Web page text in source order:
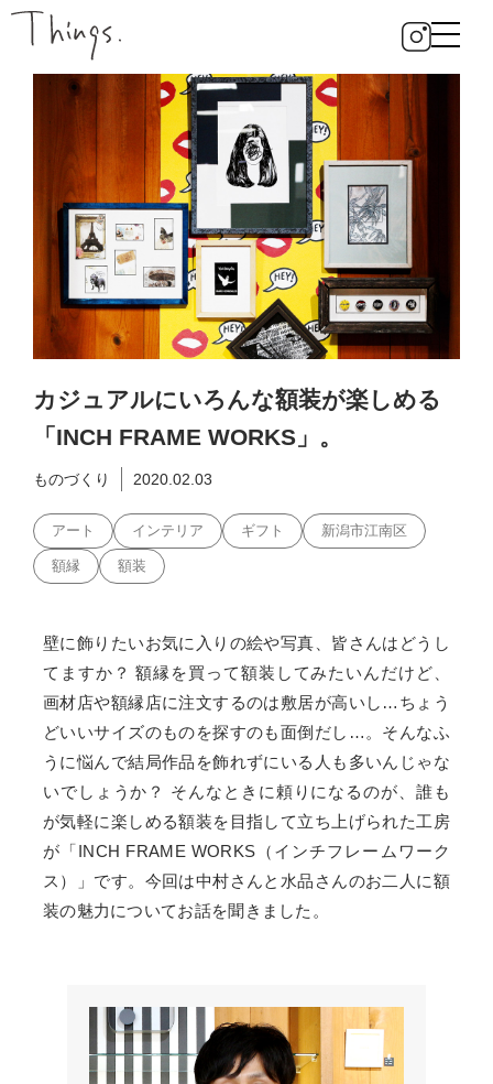
カジュアルにいろんな額装が楽しめる
「INCH FRAME WORKS」。
ものづくり 2020.02.03
アート インテリア ギフト 新潟市江南区
額縁 額装
壁に飾りたいお気に入りの絵や写真、皆さんはどうし
てますか？ 額縁を買って額装してみたいんだけど、
画材店や額縁店に注文するのは敷居が高いし…ちょう
どいいサイズのものを探すのも面倒だし…。そんなふ
うに悩んで結局作品を飾れずにいる人も多いんじゃな
いでしょうか？ そんなときに頼りになるのが、誰も
が気軽に楽しめる額装を目指して立ち上げられた工房
が「INCH FRAME WORKS（インチフレームワーク
ス）」です。今回は中村さんと水品さんのお二人に額
装の魅力についてお話を聞きました。